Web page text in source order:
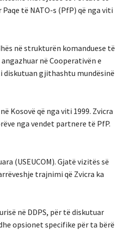
të NATO-s (PfP) që nga viti
në strukturën komanduese të
në Cooperativën e
diskutuan gjithashtu mundësinë
Kosovë që nga viti 1999. Zvicra
nga vendet partnere të PfP.
(USEUCOM). Gjatë vizitës së
trajnimi që Zvicra ka
në DDPS, për të diskutuar
opsionet specifike për ta bërë